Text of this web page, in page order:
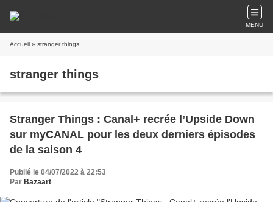
MENU
Accueil » stranger things
stranger things
Stranger Things : Canal+ recrée l’Upside Down
sur myCANAL pour les deux derniers épisodes
de la saison 4
Publié le 04/07/2022 à 22:53
Par Bazaart